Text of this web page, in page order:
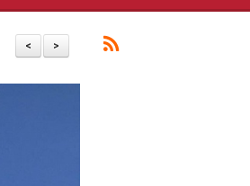
>
<